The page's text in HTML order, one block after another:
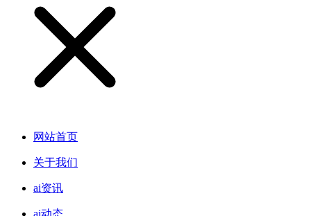
网站首页
关于我们
ai资讯
ai动态